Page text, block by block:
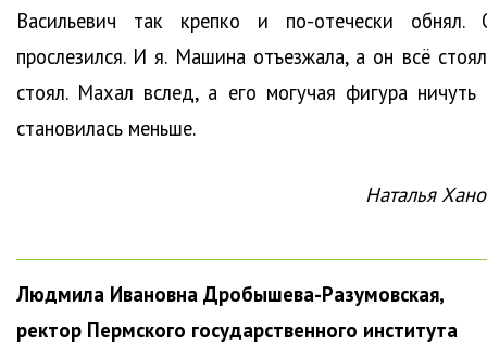
Васильевич так крепко и по-отечески обнял.
прослезился. И я. Машина отъезжала, а он всё
стоял. Махал вслед, а его могучая фигура ничуть
становилась меньше.
Наталья
Людмила Ивановна Дробышева-Разумовская,
ректор Пермского государственного института